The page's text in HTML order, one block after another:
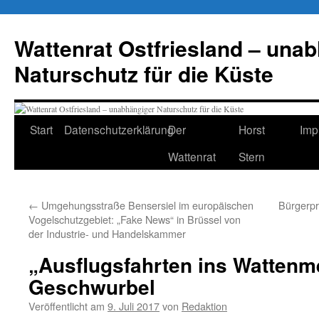
springen
Wattenrat Ostfriesland –
Naturschutz für die Küste
Start DatenschutzerklärungDer
Wattenrat
Horst
Stern
← Umgehungsstraße Bensersiel im europäischen
Vogelschutzgebiet: „Fake News“ in Brüssel von
der Industrie- und Handelskammer
„Ausflugsfahrten ins
Geschwurbel
Veröffentlicht am 9. Juli 2017von Redaktion